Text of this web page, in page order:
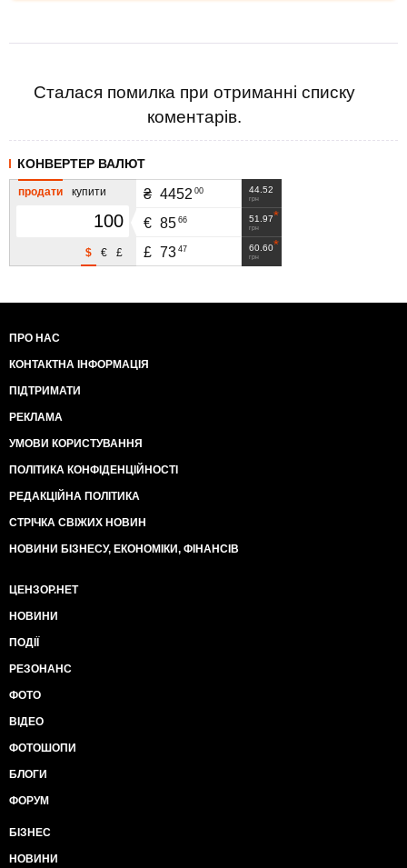
Сталася помилка при отриманні списку
коментарів.
КОНВЕРТЕР ВАЛЮТ
продати купити
£
€
$
44.52
грн
₴ 4452 00
51.97
грн
€ 85 66
60.60
грн
£ 73 47
ПРО НАС
КОНТАКТНА ІНФОРМАЦІЯ
ПІДТРИМАТИ
РЕКЛАМА
УМОВИ КОРИСТУВАННЯ
ПОЛІТИКА КОНФІДЕНЦІЙНОСТІ
РЕДАКЦІЙНА ПОЛІТИКА
СТРІЧКА СВІЖИХ НОВИН
НОВИНИ БІЗНЕСУ, ЕКОНОМІКИ, ФІНАНСІВ
ЦЕНЗОР.НЕТ
НОВИНИ
ПОДІЇ
РЕЗОНАНС
ФОТО
ВІДЕО
ФОТОШОПИ
БЛОГИ
ФОРУМ
БІЗНЕС
НОВИНИ